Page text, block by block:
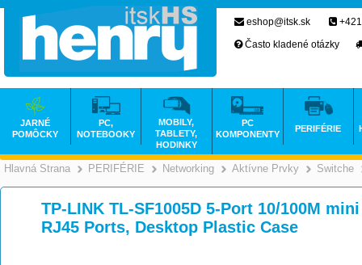
Hlavná Strana PERIFÉRIE Networking Aktívne Prvky Switche
TP-LINK TL-SF1005D 5-Port 10/100M
RJ45 Ports, Desktop Plastic Case
eshop@itsk.sk
Často kladené otázky
JARNÉ
POMÔCKY
PC,
NOTEBOOKY
MOBILY,
TABLETY,
HODINKY
PC
KOMPONENTY
PERIFÉRIE